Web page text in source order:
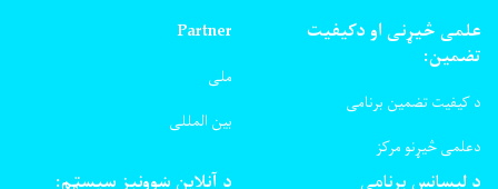
علمی څیړنی او دکیفیت
تضمین:
د کیفیت تضمین برنامی
دعلمی څیړنو مرکز
Partner
ملی
بین المللی